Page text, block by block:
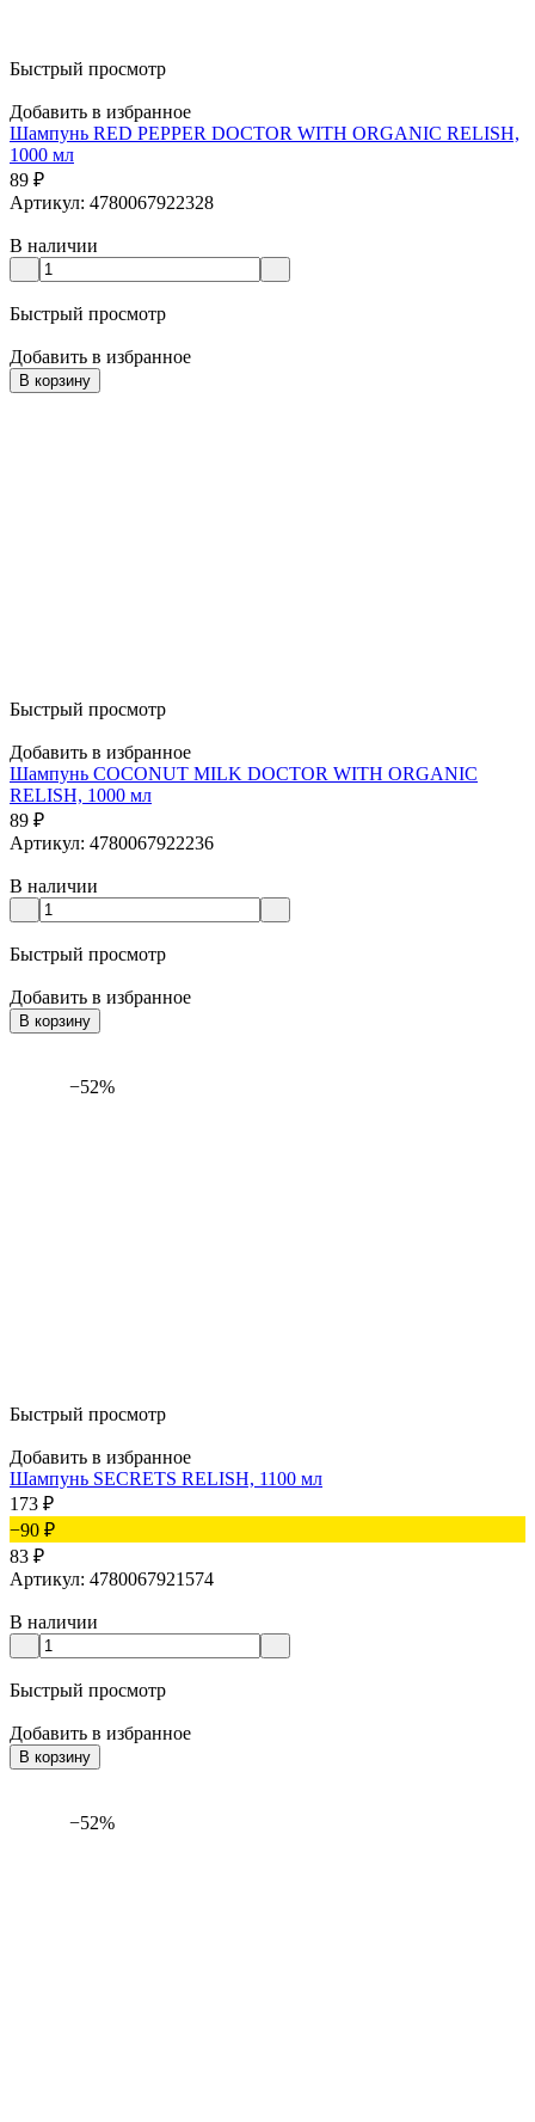
Быстрый просмотр
Добавить в избранное
Шампунь RED PEPPER DOCTOR WITH ORGANIC RELISH,
1000 мл
89 ₽
Артикул: 4780067922328
В наличии
Быстрый просмотр
Добавить в избранное
В корзину
Быстрый просмотр
Добавить в избранное
Шампунь COCONUT MILK DOCTOR WITH ORGANIC
RELISH, 1000 мл
89 ₽
Артикул: 4780067922236
В наличии
Быстрый просмотр
Добавить в избранное
В корзину
−52%
Быстрый просмотр
Добавить в избранное
Шампунь SECRETS RELISH, 1100 мл
173 ₽
−90 ₽
83 ₽
Артикул: 4780067921574
В наличии
Быстрый просмотр
Добавить в избранное
В корзину
−52%